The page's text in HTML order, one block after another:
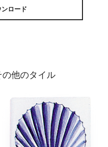
ロード
他のタイル